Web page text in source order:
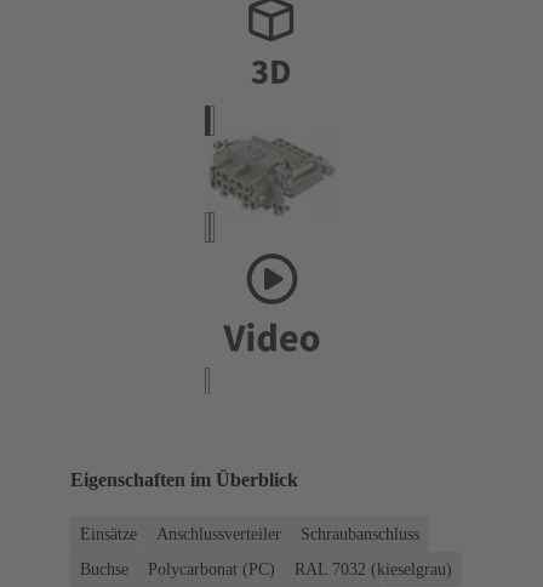
Eigenschaften im Überblick
Einsätze Anschlussverteiler
Schraubanschluss
Buchse
Polycarbonat (PC)
RAL 7032 (kieselgrau)